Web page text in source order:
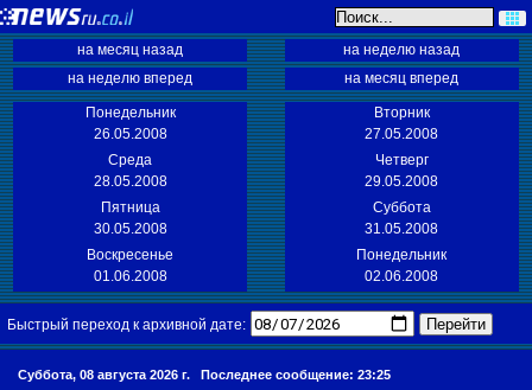
на месяц назад
на неделю назад
на неделю вперед
на месяц вперед
Понедельник
02.06.2008
Воскресенье
01.06.2008
Суббота
31.05.2008
Пятница
30.05.2008
Четверг
29.05.2008
Среда
28.05.2008
Вторник
27.05.2008
Понедельник
26.05.2008
Быстрый переход к архивной дате: Перейти
Суббота, 08 августа 2026 г. Последнее сообщение: 23:25